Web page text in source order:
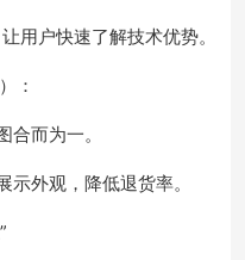
用户快速了解技术优势。
：
而为一。
外观，降低退货率。